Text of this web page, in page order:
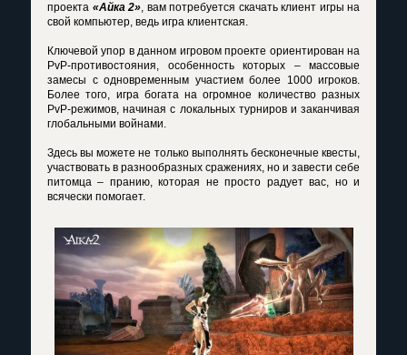
проекта «Айка 2», вам потребуется скачать клиент игры на
свой компьютер, ведь игра клиентская.
Ключевой упор в данном игровом проекте ориентирован на
PvP-противостояния, особенность которых – массовые
замесы с одновременным участием более 1000 игроков.
Более того, игра богата на огромное количество разных
PvP-режимов, начиная с локальных турниров и заканчивая
глобальными войнами.
Здесь вы можете не только выполнять бесконечные квесты,
участвовать в разнообразных сражениях, но и завести себе
питомца – пранию, которая не просто радует вас, но и
всячески помогает.